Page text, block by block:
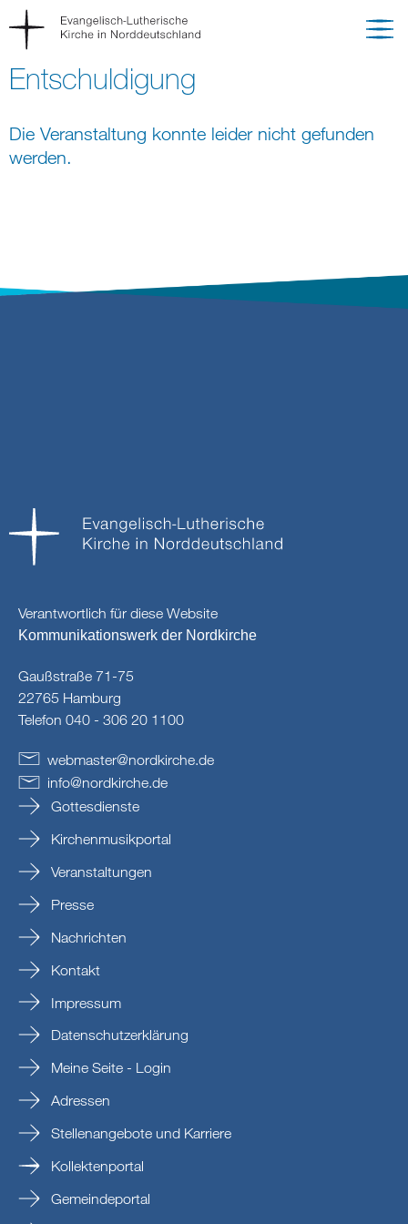
Entschuldigung
Die Veranstaltung konnte leider nicht gefunden
werden.
Verantwortlich für diese Website
Kommunikationswerk der Nordkirche
Gaußstraße 71-75
22765 Hamburg
Telefon 040 - 306 20 1100
webmaster@nordkirche de
info@nordkirche.de
Gottesdienste
Kirchenmusikportal
Veranstaltungen
Presse
Nachrichten
Kontakt
Impressum
Datenschutzerklärung
Meine Seite - Login
Adressen
Stellenangebote und Karriere
Kollektenportal
Gemeindeportal